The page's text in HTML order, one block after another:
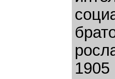
1905